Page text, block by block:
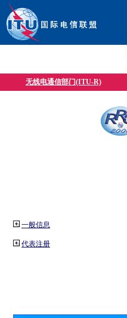
无线电通信部门(ITU-R)
一般信息
代表注册